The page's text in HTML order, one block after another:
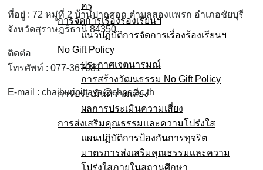
ครู
การจัดการเรื่องร้องเรียนฯ
แนวปฏิบัติการจัดการเรื่องร้องเรียนฯ
No Gift Policy
ประกาศเจตนารมณ์
การสร้างวัฒนธรรม No Gift Policy
การประเมินความเสี่ยง
ผลการประเมินความเสี่ยง
การส่งเสริมคุณธรรมและความโปร่งใส
แผนปฏิบัติการป้องกันการทุจริต
มาตรการส่งเสริมคุณธรรมเเละความ
โปร่งใสภายในสถานศึกษา
ที่อยู่ : 72 หมู่ที่ 2 บ้านปากศอก ตำบลสองแพรก อำเภอชัยบุรี
จังหวัดสุราษฎร์ธานี 84350
ติดต่อ
โทรศัพท์ : 077-367081
E-mail : chaiburipittaya@chps.ac.th